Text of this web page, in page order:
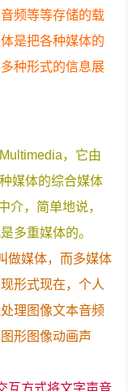
频等等存储的载
是把各种媒体的
种形式的信息展
，它由
媒体的综合媒体
介，简单地说，
多重媒体的。
做媒体，而多媒体
形式现在，个人
理图像文本音频
形图像动画声
互方式将文字声音